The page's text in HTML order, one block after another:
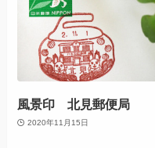
風景印 北見郵便局
2020年11月15日